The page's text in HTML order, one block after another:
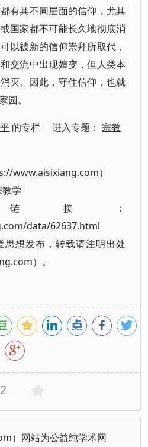
有其不同层面的信仰，尤其
国家都不可能长久地彻底消
以被新的信仰崇拜所取代，
交流中出现嬗变，但人类本
灭。因此，守住信仰，也就
园。
的专栏 进入专题：宗教
www.aisixiang.com）
学
接：
data/62637.html
想发布，转载请注明出处
）。
2
）网站为公益纯学术网